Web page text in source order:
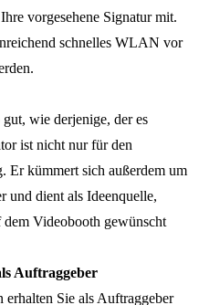
vorgesehene Signatur mit.
schnelles WLAN vor
wie derjenige, der es
ist nicht nur für den
Er kümmert sich außerdem um
und dient als Ideenquelle,
Videobooth gewünscht
Auftraggeber
Sie als Auftraggeber